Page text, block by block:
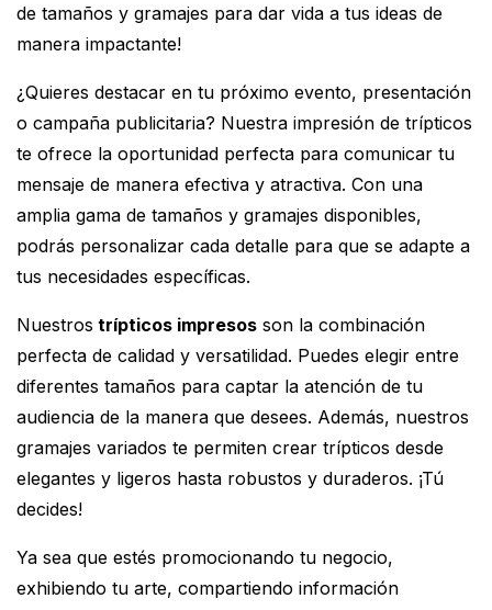
de tamaños y gramajes para dar vida a tus ideas de
manera impactante!
¿Quieres destacar en tu próximo evento, presentación
o campaña publicitaria? Nuestra impresión de trípticos
te ofrece la oportunidad perfecta para comunicar tu
mensaje de manera efectiva y atractiva. Con una
amplia gama de tamaños y gramajes disponibles,
podrás personalizar cada detalle para que se adapte a
tus necesidades específicas.
Nuestros trípticos impresos son la combinación
perfecta de calidad y versatilidad. Puedes elegir entre
diferentes tamaños para captar la atención de tu
audiencia de la manera que desees. Además, nuestros
gramajes variados te permiten crear trípticos desde
elegantes y ligeros hasta robustos y duraderos. ¡Tú
decides!
Ya sea que estés promocionando tu negocio,
exhibiendo tu arte, compartiendo información